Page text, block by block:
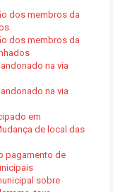
dos membros da
dos membros da
na via
na via
em
de local das
pagamento de
sobre